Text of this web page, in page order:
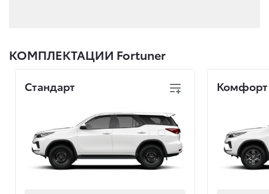
КОМПЛЕКТАЦИИ Fortuner
Стандарт Комфорт